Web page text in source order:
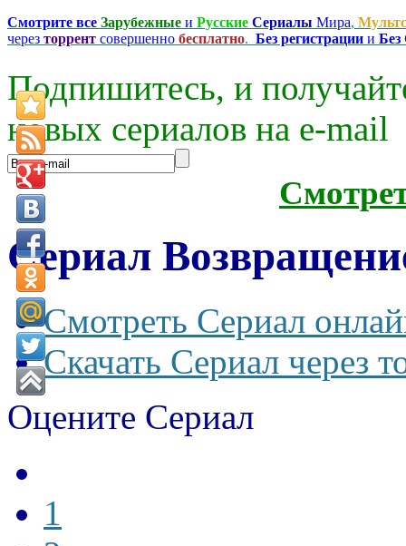
Смотрите все Зарубежные и Русские Сериалы Мира,
через торрент совершенно бесплатно. Без регистрации и
Подпишитесь, и
новых сериалов на e-mаil
Сериал
Смотреть Сериал
Скачать Сериал через
Оцените Сериал
1